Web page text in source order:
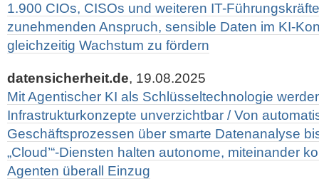
1.900 CIOs, CISOs und weiteren IT-
zunehmenden Anspruch, sensible Daten im KI-
gleichzeitig Wachstum zu fördern
datensicherheit.de, 19.08.2025
Mit Agentischer KI als Schlüsseltechnologie
Infrastrukturkonzepte unverzichtbar / Von
Geschäftsprozessen über smarte Datenanalyse
„Cloud’“-Diensten halten autonome, miteinander
Agenten überall Einzug